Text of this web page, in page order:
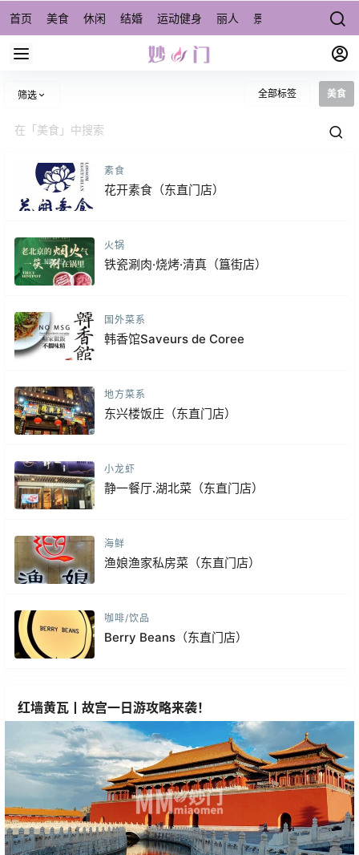
首页 美食 休闲 结婚 运动健身 丽人 景点/周边游 宠物
筛选 全部标签 美食
素食
花开素食（东直门店）
火锅
铁瓷涮肉·烧烤·清真（簋街店）
国外菜系
韩香馆Saveurs de Coree
地方菜系
东兴楼饭庄（东直门店）
小龙虾
静一餐厅.湖北菜（东直门店）
海鲜
渔娘渔家私房菜（东直门店）
咖啡/饮品
Berry Beans（东直门店）
红墙黄瓦丨故宫一日游攻略来袭！